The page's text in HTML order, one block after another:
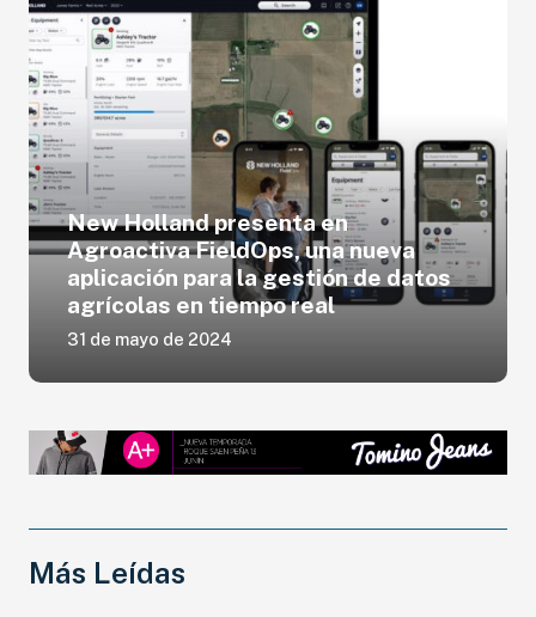
New Holland presenta en
Agroactiva FieldOps, una nueva
aplicación para la gestión de datos
agrícolas en tiempo real
31 de mayo de 2024
Más Leídas